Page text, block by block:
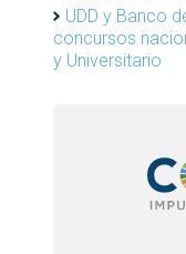
UDD y Banco
concursos
y Universitario